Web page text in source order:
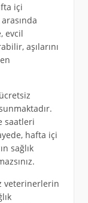
içi
evcil
aşılarını
saatleri
hafta içi
sağlık
veterinerlerin